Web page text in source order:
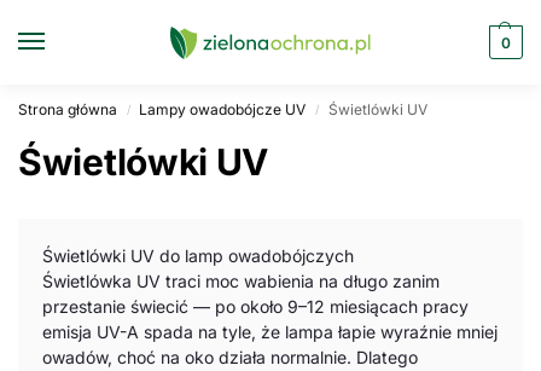
0
Strona główna / Lampy owadobójcze UV / Świetlówki UV
Świetlówki UV
Świetlówki UV do lamp owadobójczych
Świetlówka UV traci moc wabienia na długo zanim
przestanie świecić — po około 9–12 miesiącach pracy
emisja UV-A spada na tyle, że lampa łapie wyraźnie mniej
owadów, choć na oko działa normalnie. Dlatego